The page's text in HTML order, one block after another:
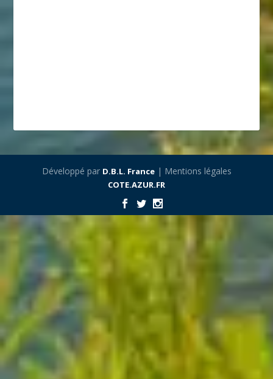
Développé par D.B.L. France| Mentions légales
COTE.AZUR.FR